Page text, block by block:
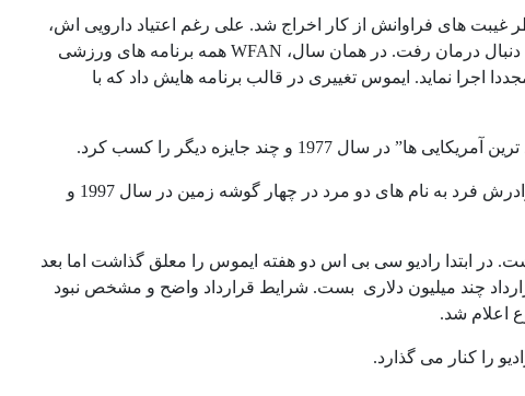
الکل و دارو شد و دیگر قابل اعتماد نبود. در سال 1977 به خاطر غیبت های فراوانش از کار اخراج شد. علی رغم اعتیاد دارویی اش،
برنامه صبحگاهی ایموس تا چندین سال رونق داشت تا سال 1987 که مجددا به دنبال درمان رفت. در همان سال، WFAN همه برنامه های ورزشی
اجرا نماید. ایموس تغییری در قالب برنامه هایش داد که با
1977 و چند جایزه دیگر را کسب کرد.
ایموس چند کتاب شامل پسر دیگر خدا (1981 تا 1994) و دو کتاب با همکاری برادرش فرد به نام های دو مرد در چهار گوشه زمین در سال 1997 و
گذاشت. در ابتدا رادیو سی بی اس دو هفته ایموس را معلق گذاشت اما بعد
با شبکه سی بی اس قرارداد چند میلیون دلاری بست. شرایط قرارداد واضح و مشخص نبود
اعلام شد.